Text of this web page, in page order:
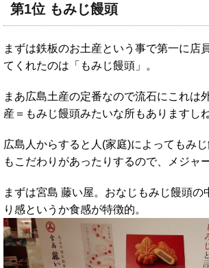
第1位 もみじ饅頭
まずは鉄板のお土産という事で第一に店
てくれたのは「もみじ饅頭」。
まあ広島土産の定番なので流石にこれは
産＝もみじ饅頭みたいな所もありますしね
広島人からすると人(家庭)によってもみ
もこだわりがあったりするので、メジャ
まずは宮島 藤い屋。おなじもみじ饅頭の
り感というか食感が特徴的。